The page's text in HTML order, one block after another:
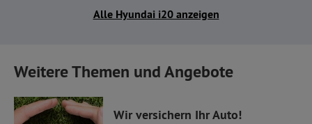
Alle Hyundai i20 anzeigen
Weitere Themen und Angebote
Wir versichern Ihr Auto!